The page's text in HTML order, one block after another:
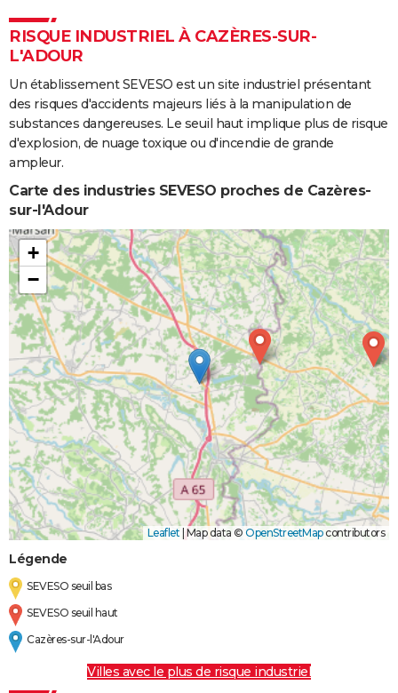
RISQUE INDUSTRIEL À CAZÈRES-SUR-
L'ADOUR
Un établissement SEVESO est un site industriel présentant
des risques d'accidents majeurs liés à la manipulation de
substances dangereuses. Le seuil haut implique plus de risque
d'explosion, de nuage toxique ou d'incendie de grande
ampleur.
Carte des industries SEVESO proches de Cazères-
sur-l'Adour
+
−
Leaflet Map data © OpenStreetMapcontributors
Légende
SEVESO seuil bas
SEVESO seuil haut
Cazères-sur-l'Adour
Villes avec le plus de risque industriel